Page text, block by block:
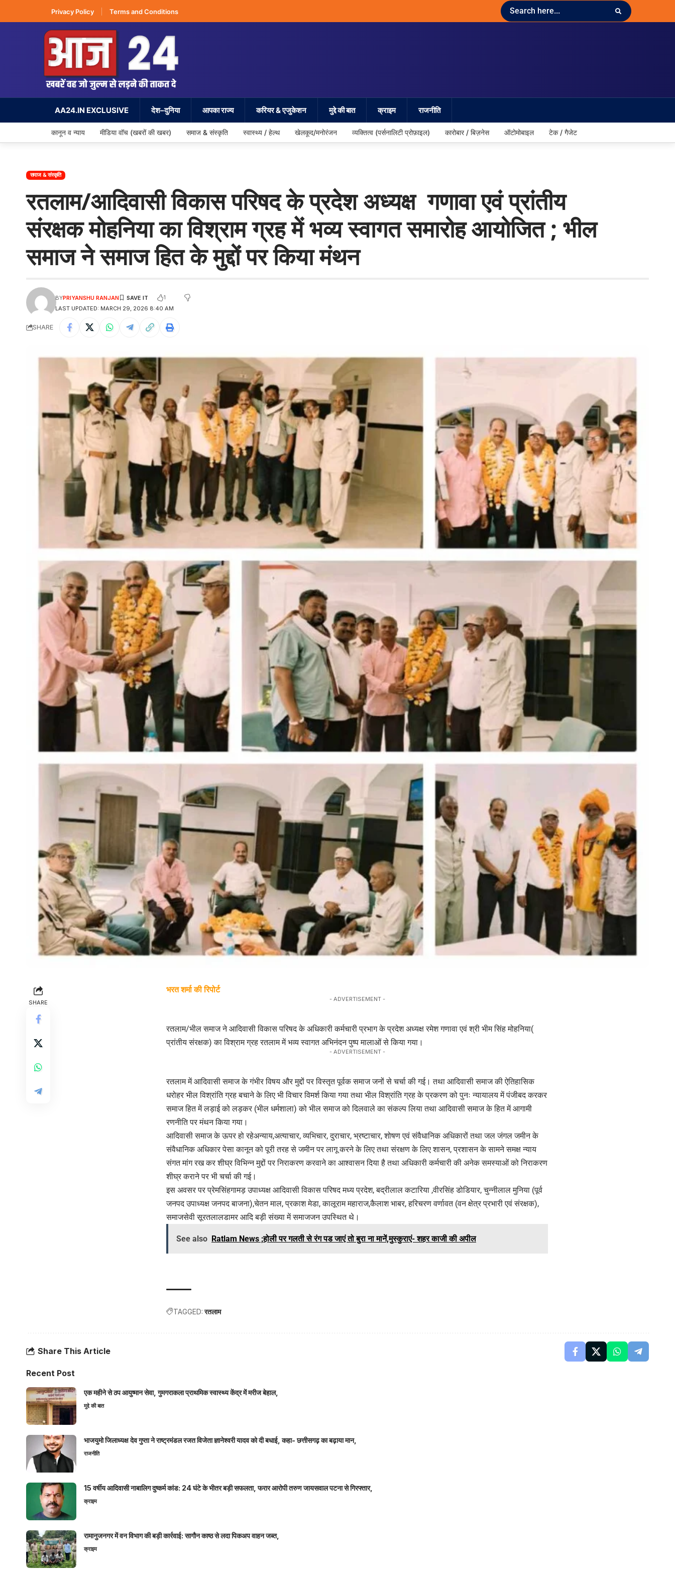
Privacy Policy Terms and Conditions
AA24.IN EXCLUSIVE देश–दुनिया आपका राज्य करियर & एजुकेशन मुद्दे की बात क्राइम राजनीति
कानून व न्याय मीडिया वॉच (खबरों की खबर) समाज & संस्कृति स्वास्थ्य / हेल्थ खेलकूद/मनोरंजन व्यक्तित्व (पर्सनालिटी प्रोफ़ाइल) कारोबार / बिज़नेस ऑटोमोबाइल टेक / गैजेट
समाज & संस्कृति
रतलाम/आदिवासी विकास परिषद के प्रदेश अध्यक्ष गणावा एवं प्रांतीय
संरक्षक मोहनिया का विश्राम ग्रह में भव्य स्वागत समारोह आयोजित ; भील
समाज ने समाज हित के मुद्दों पर किया मंथन
LAST UPDATED: MARCH 29, 2026 8:40 AM
BYPRIYANSHU RANJAN 1
SHARE
SHARE
भरत शर्मा की रिपोर्ट
- ADVERTISEMENT -
रतलाम/भील समाज ने आदिवासी विकास परिषद के अधिकारी कर्मचारी प्रभाग के प्रदेश अध्यक्ष रमेश गणावा एवं श्री भीम सिंह मोहनिया(
प्रांतीय संरक्षक) का विश्राम ग्रह रतलाम में भव्य स्वागत अभिनंदन पुष्प मालाओं से किया गया।
- ADVERTISEMENT -
रतलाम में आदिवासी समाज के गंभीर विषय और मुद्दों पर विस्तृत पूर्वक समाज जनों से चर्चा की गई। तथा आदिवासी समाज की ऐतिहासिक
धरोहर भील विश्रांति ग्रह बचाने के लिए भी विचार विमर्श किया गया तथा भील विश्रांति ग्रह के प्रकरण को पुनः न्यायालय में पंजीबद करकर
समाज हित में लड़ाई को लड़कर (भील धर्मशाला) को भील समाज को दिलवाले का संकल्प लिया तथा आदिवासी समाज के हित में आगामी
रणनीति पर मंथन किया गया।
आदिवासी समाज के ऊपर हो रहेअन्याय,अत्याचार, व्यभिचार, दुराचार, भ्रष्टाचार, शोषण एवं संवैधानिक अधिकारों तथा जल जंगल जमीन के
संवैधानिक अधिकार पेसा कानून को पूरी तरह से जमीन पर लागू करने के लिए तथा संरक्षण के लिए शासन, प्रशासन के सामने समक्ष न्याय
संगत मांग रख कर शीघ्र विभिन्न मुद्दों पर निराकरण करवाने का आश्वासन दिया है तथा अधिकारी कर्मचारी की अनेक समस्याओं को निराकरण
शीघ्र कराने पर भी चर्चा की गई।
इस अवसर पर प्रेमसिंहगामड़ उपाध्यक्ष आदिवासी विकास परिषद मध्य प्रदेश, बद्रीलाल कटारिया ,वीरसिंह डोडियार, चुन्नीलाल मुनिया (पूर्व
जनपद उपाध्यक्ष जनपद बाजना),चेतन माल, प्रकाश मेडा, कालूराम महाराज,कैलाश भाबर, हरिचरण वर्णावत (वन क्षेत्र प्रभारी एवं संरक्षक),
समाजसेवी सूरतलालडामर आदि बड़ी संख्या में समाजजन उपस्थित थे।
See also Ratlam News ;होली पर गलती से रंग पड जाएं तो बुरा ना मानें,मुस्कुराएं- शहर काजी की अपील
TAGGED: रतलाम
Share This Article
Recent Post
एक महीने से ठप आयुष्मान सेवा, गुमगराकला प्राथमिक स्वास्थ्य केंद्र में मरीज बेहाल,
मुद्दे की बात
भाजयुमो जिलाध्यक्ष देव गुप्ता ने राष्ट्रमंडल रजत विजेता ज्ञानेश्वरी यादव को दी बधाई, कहा- छत्तीसगढ़ का बढ़ाया मान,
राजनीति
15 वर्षीय आदिवासी नाबालिग दुष्कर्म कांड: 24 घंटे के भीतर बड़ी सफलता, फरार आरोपी तरुण जायसवाल पटना से गिरफ्तार,
क्राइम
रामानुजनगर में वन विभाग की बड़ी कार्रवाई: सागौन काष्ठ से लदा पिकअप वाहन जब्त,
क्राइम